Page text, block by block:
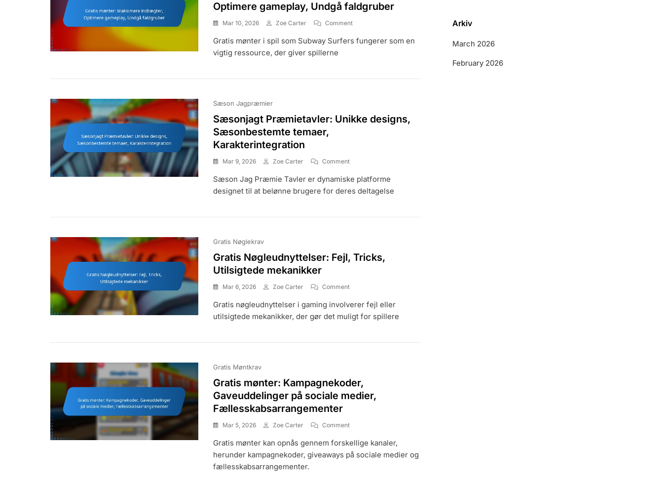
Optimere gameplay, Undgå faldgruber
Mar 10, 2026 Zoe Carter CommentOn
Mønter:
Gameplay,
Gratis mønter i spil som Subway Surfers fungerer som en
vigtig ressource, der giver spillerne
Sæson Jagpræmier
Sæsonjagt Præmietavler: Unikke designs,
Sæsonbestemte temaer,
Karakterintegration
Mar 9, 2026 Zoe Carter CommentOn
Præmietavler:
Unikke
Temaer,
Sæson Jag Præmie Tavler er dynamiske platforme
designet til at belønne brugere for deres deltagelse
Gratis Nøglekrav
Gratis Nøgleudnyttelser: Fejl, Tricks,
Utilsigtede mekanikker
Mar 6, 2026 Zoe Carter CommentOn
Nøgleudnyttelser:
Fejl,
Mekanikker
Gratis nøgleudnyttelser i gaming involverer fejl eller
utilsigtede mekanikker, der gør det muligt for spillere
Gratis Møntkrav
Gratis mønter: Kampagnekoder,
Gaveuddelinger på sociale medier,
Fællesskabsarrangementer
Mar 5, 2026 Zoe Carter CommentOn
Mønter:
Kampagnekoder,
Gratis mønter kan opnås gennem forskellige kanaler,
herunder kampagnekoder, giveaways på sociale medier og
fællesskabsarrangementer.
Arkiv
March 2026
February 2026